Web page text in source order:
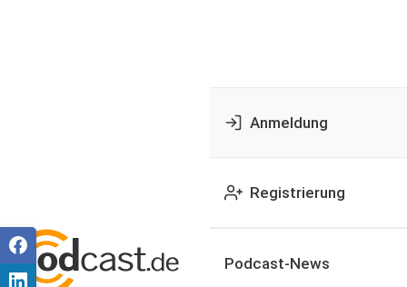
Anmeldung
Registrierung
Podcast-News